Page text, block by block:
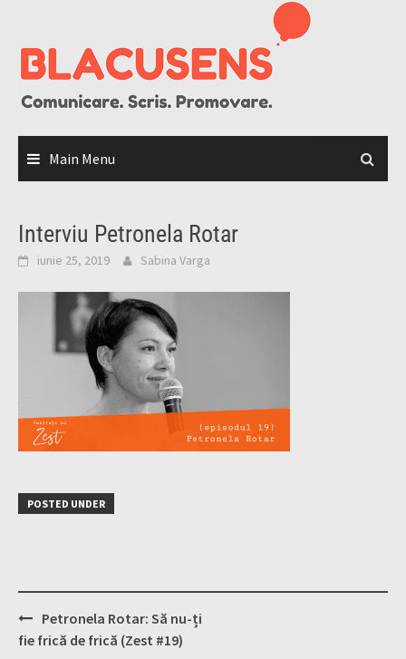
content
Main Menu
Interviu Petronela Rotar
iunie 25, 2019 Sabina Varga
POSTED UNDER
Post
navigation
Petronela Rotar: Să nu-ți
fie frică de frică (Zest #19)